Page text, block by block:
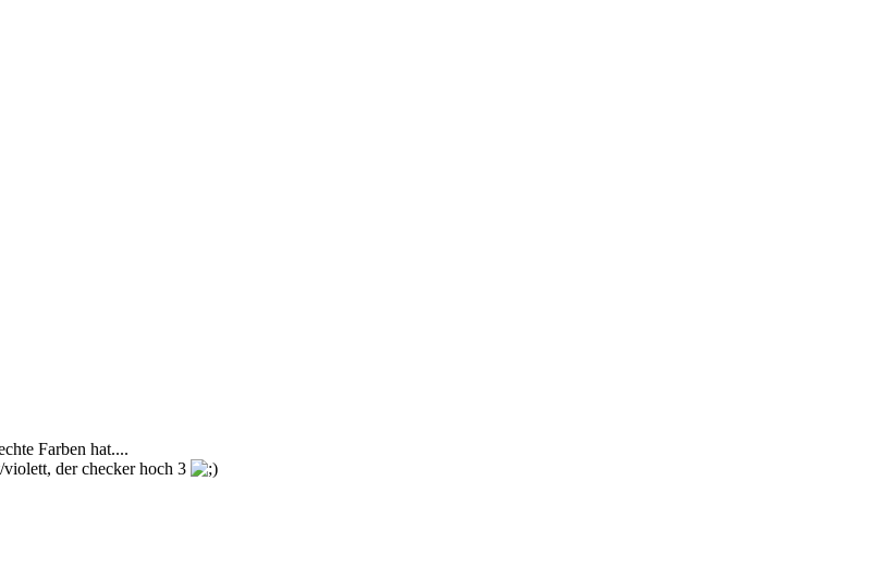
Farben hat....
der checker hoch 3